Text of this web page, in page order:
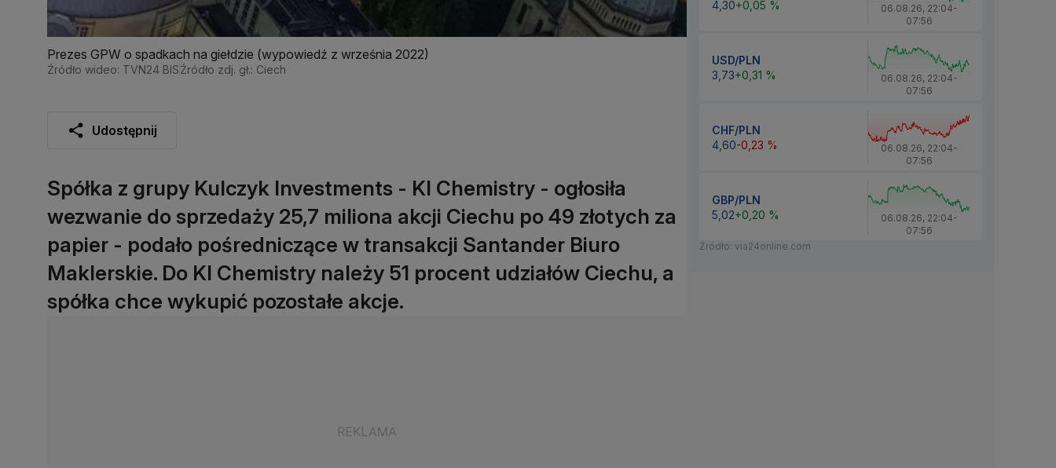
Prezes GPW o spadkach na giełdzie (wypowiedź z września 2022)
Źródło wideo: TVN24 BISŹródło zdj. gł.: Ciech
Udostępnij
Spółka z grupy Kulczyk Investments - KI Chemistry - ogłosiła
wezwanie do sprzedaży 25,7 miliona akcji Ciechu po 49 złotych za
papier - podało pośredniczące w transakcji Santander Biuro
Maklerskie. Do KI Chemistry należy 51 procent udziałów Ciechu, a
spółka chce wykupić pozostałe akcje.
4,30+0,05 % 06.08.26, 22:04-
07:56
USD/PLN
3,73+0,31 % 06.08.26, 22:04-
07:56
CHF/PLN
4,60-0,23 % 06.08.26, 22:04-
07:56
GBP/PLN
5,02+0,20 % 06.08.26, 22:04-
07:56
Źródło: via24online.com